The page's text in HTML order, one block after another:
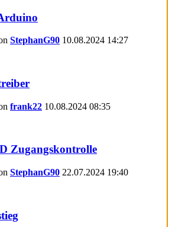
StephanG90 10.08.2024 14:27
frank22 10.08.2024 08:35
Zugangskontrolle
StephanG90 22.07.2024 19:40